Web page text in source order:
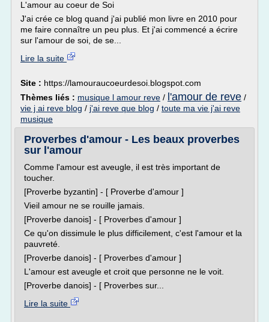
L'amour au coeur de Soi
J'ai crée ce blog quand j'ai publié mon livre en 2010 pour
me faire connaître un peu plus. Et j'ai commencé a écrire
sur l'amour de soi, de se...
Lire la suite
Site : https://lamouraucoeurdesoi.blogspot.com
Thèmes liés : musique l amour reve / l'amour de reve /
vie j ai reve blog / j'ai reve que blog / toute ma vie j'ai reve
musique
Proverbes d'amour - Les beaux proverbes
sur l'amour
Comme l'amour est aveugle, il est très important de
toucher.
[Proverbe byzantin] - [ Proverbe d'amour ]
Vieil amour ne se rouille jamais.
[Proverbe danois] - [ Proverbes d'amour ]
Ce qu'on dissimule le plus difficilement, c'est l'amour et la
pauvreté.
[Proverbe danois] - [ Proverbes d'amour ]
L'amour est aveugle et croit que personne ne le voit.
[Proverbe danois] - [ Proverbes sur...
Lire la suite